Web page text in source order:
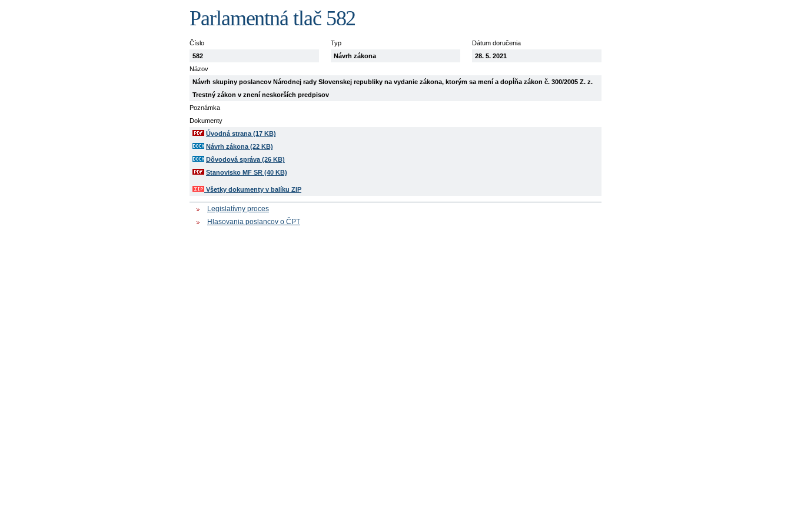
Parlamentná tlač 582
Číslo
582
Typ
Návrh zákona
Dátum doručenia
28. 5. 2021
Názov
Návrh skupiny poslancov Národnej rady Slovenskej republiky na vydanie zákona, ktorým sa mení a dopĺňa zákon č. 300/2005 Z. z.
Trestný zákon v znení neskorších predpisov
Poznámka
Dokumenty
Úvodná strana (17 KB)
Návrh zákona (22 KB)
Dôvodová správa (26 KB)
Stanovisko MF SR (40 KB)
Všetky dokumenty v balíku ZIP
Legislatívny proces
Hlasovania poslancov o ČPT